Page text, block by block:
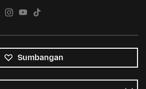
Sumbangan